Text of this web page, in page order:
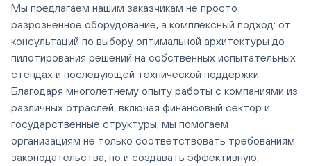
Мы предлагаем нашим заказчикам не просто
разрозненное оборудование, а комплексный подход: от
консультаций по выбору оптимальной архитектуры до
пилотирования решений на собственных испытательных
стендах и последующей технической поддержки.
Благодаря многолетнему опыту работы с компаниями из
различных отраслей, включая финансовый сектор и
государственные структуры, мы помогаем
организациям не только соответствовать требованиям
законодательства, но и создавать эффективную,